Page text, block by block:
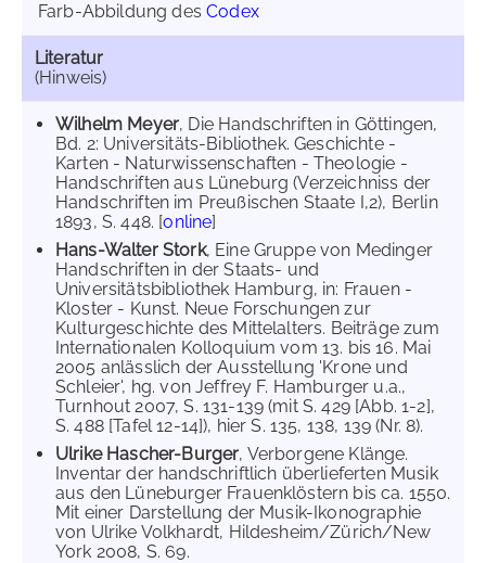
Farb-Abbildung desCodex
Literatur
(Hinweis)
Wilhelm Meyer, Die Handschriften in Göttingen,
Bd. 2: Universitäts-Bibliothek. Geschichte -
Karten - Naturwissenschaften - Theologie -
Handschriften aus Lüneburg (Verzeichniss der
Handschriften im Preußischen Staate I,2), Berlin
1893, S. 448. [online]
Hans-Walter Stork, Eine Gruppe von Medinger
Handschriften in der Staats- und
Universitätsbibliothek Hamburg, in: Frauen -
Kloster - Kunst. Neue Forschungen zur
Kulturgeschichte des Mittelalters. Beiträge zum
Internationalen Kolloquium vom 13. bis 16. Mai
2005 anlässlich der Ausstellung 'Krone und
Schleier', hg. von Jeffrey F. Hamburger u.a.,
Turnhout 2007, S. 131-139 (mit S. 429 [Abb. 1-2],
S. 488 [Tafel 12-14]), hier S. 135, 138, 139 (Nr. 8).
Ulrike Hascher-Burger, Verborgene Klänge.
Inventar der handschriftlich überlieferten Musik
aus den Lüneburger Frauenklöstern bis ca. 1550.
Mit einer Darstellung der Musik-Ikonographie
von Ulrike Volkhardt, Hildesheim/Zürich/New
York 2008, S. 69.